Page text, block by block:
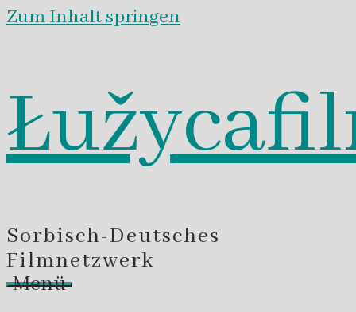
Zum Inhalt springen
Sorbisch-Deutsches
Filmnetzwerk
Menü